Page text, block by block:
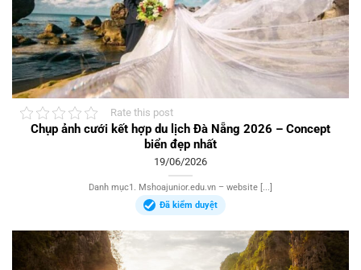
Rate this post
Chụp ảnh cưới kết hợp du lịch Đà Nẵng 2026 – Concept
biển đẹp nhất
19/06/2026
Danh mục1. Mshoajunior.edu.vn – website [...]
Đã kiểm duyệt